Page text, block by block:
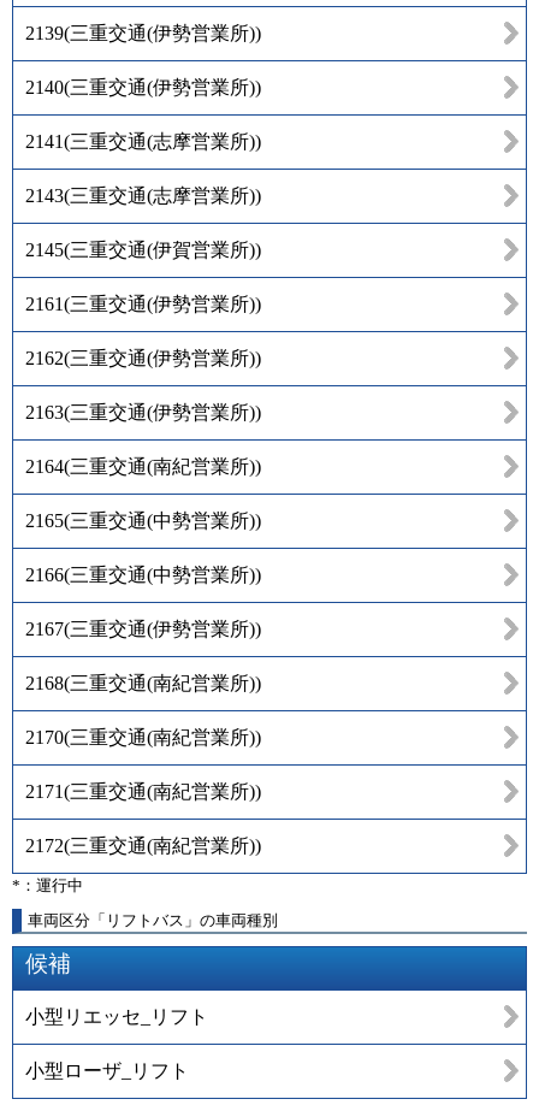
2139(三重交通(伊勢営業所))
2140(三重交通(伊勢営業所))
2141(三重交通(志摩営業所))
2143(三重交通(志摩営業所))
2145(三重交通(伊賀営業所))
2161(三重交通(伊勢営業所))
2162(三重交通(伊勢営業所))
2163(三重交通(伊勢営業所))
2164(三重交通(南紀営業所))
2165(三重交通(中勢営業所))
2166(三重交通(中勢営業所))
2167(三重交通(伊勢営業所))
2168(三重交通(南紀営業所))
2170(三重交通(南紀営業所))
2171(三重交通(南紀営業所))
2172(三重交通(南紀営業所))
*：運行中
車両区分「リフトバス」の車両種別
候補
小型リエッセ_リフト
小型ローザ_リフト